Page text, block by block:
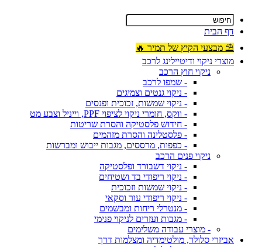
דף הבית
⛱ מבצעי הקיץ של תמיר 🔥
מוצרי ניקוי ודיטיילינג לרכב
ניקוי חוץ הרכב
- שמפו לרכב
- ניקוי גנטים וצמיגים
- ניקוי שמשות, זכוכית ופנסים
- ווקס, חומרי ניקוי לציפוי PPF, וייניל וצבע מט
- חידוש פלסטיקה והסרת שריטות
- פלסטלינה והסרת מזהמים
- כפפות, מרססים, מגבות ייבוש ומברשות
ניקוי פנים הרכב
- ניקוי דשבורד ופלסטיקה
- ניקוי ריפודי בד ושטיחים
- ניקוי שמשות וזכוכית
- ניקוי ריפודי עור וסקאי
- מנטרלי ריחות ומבשמים
- מגבות ועזרים לניקוי פנימי
- מוצרי עבודה משלימים
אביזרי סלולר, מולטימדיה ומצלמות דרך